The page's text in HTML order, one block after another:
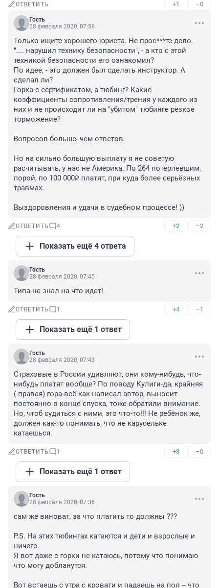
ОТВЕТИТЬ +1 –0
Гость
28 февраля 2020, 07:58
Только ищите хорошего юриста. Не прос***те дело.
".... нарушил технику безопасности", - а кто с этой
техникой безопасности его ознакомил?
По идее, - это должен был сделать инструктор. А
сделал ли?
Горка с сертификатом, а тюбинг? Какие
коэффициенты сопротивления/трения у каждого из
них и не происходит ли на "убитом" тюбинге резкое
торможение?
Вопросов больше, чем ответов.
Но на сильно большую выплату я не советую
расчитывать, у нас не Америка. По 264 потерпевшим,
порой, по 100 000₽ платят, при куда более серьёзных
травмах.
Выздоровления и удачи в судебном процессе! ))
ОТВЕТИТЬ 4 +2 –2
Показать ещё 4 ответа
Гость
28 февраля 2020, 07:45
Типа не знал на что идет!
ОТВЕТИТЬ 1 +4 –1
Показать ещё 1 ответ
Гость
28 февраля 2020, 07:43
Страховые в России удивляют, они кому-нибудь, что-
нибудь платят вообще? По поводу Кулиги-да, крайняя
( правая) гора-всё как написал автор, выносит
постоянно в конце спуска, тоже обратили внимание.
Но, чтоб судиться с ними, это что-то!!! Не ребёнок же,
должен как-то понимать, что не карусельке
катаешься.
ОТВЕТИТЬ 1 +8 –0
Показать ещё 1 ответ
Гость
28 февраля 2020, 07:36
сам же виноват, за что платить то должны ???
P.S. На этих тюбингах катаются и дети и взрослые и
ничего.
Я вот даже с горки не катаюсь, потому что понимаю
что могу добланутся.
Вот встаешь с утра с кровати и падаешь на пол -- что